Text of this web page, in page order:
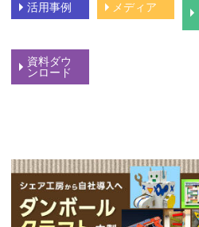
活用事例 メディア
資料ダウ
ンロード